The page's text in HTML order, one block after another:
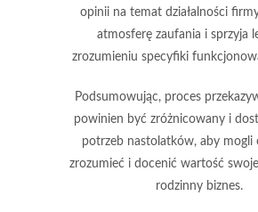
opinii na temat działalności
atmosferę zaufania i sprzyja
zrozumieniu specyfiki
Podsumowując, proces
powinien być zróżnicowany i
potrzeb nastolatków, aby mogli
zrozumieć i docenić wartość
rodzinny biznes.